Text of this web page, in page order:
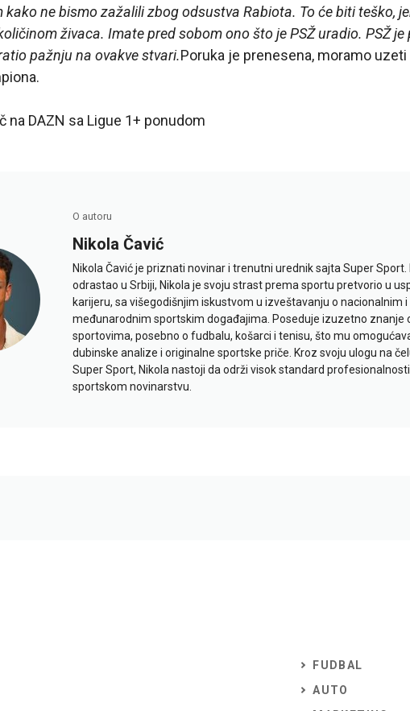
ne bismo zažalili zbog odsustva Rabiota. To će biti teško,
živaca. Imate pred sobom ono što je PSŽ uradio. PSŽ je
pažnju na ovakve stvari.Poruka je prenesena, moramo
na DAZN sa Ligue 1+ ponudom
O autoru
Nikola Čavić
Nikola Čavić je priznati novinar i trenutni urednik sajta Super Sport.
odrastao u Srbiji, Nikola je svoju strast prema sportu pretvorio u
karijeru, sa višegodišnjim iskustvom u izveštavanju o nacionalnim i
međunarodnim sportskim događajima. Poseduje izuzetno znanje
sportovima, posebno o fudbalu, košarci i tenisu, što mu
dubinske analize i originalne sportske priče. Kroz svoju ulogu na
Super Sport, Nikola nastoji da održi visok standard
sportskom novinarstvu.
FUDBAL
AUTO